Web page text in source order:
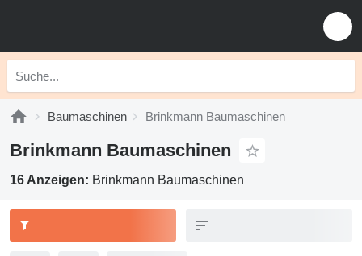
Baumaschinen Brinkmann Baumaschinen
Brinkmann Baumaschinen
16 Anzeigen: Brinkmann Baumaschinen